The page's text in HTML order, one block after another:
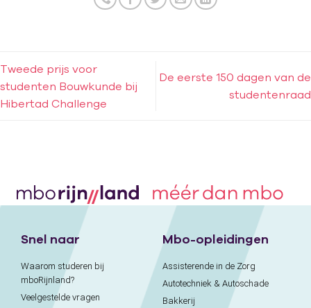
Tweede prijs voor
studenten Bouwkunde bij
Hibertad Challenge
De eerste 150 dagen van de
studentenraad
Snel naar
Waarom studeren bij
mboRijnland?
Veelgestelde vragen
Mbo-opleidingen
Assisterende in de Zorg
Autotechniek & Autoschade
Bakkerij